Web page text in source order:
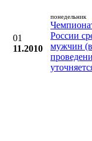
01
11.2010
понедельник
России
мужчин